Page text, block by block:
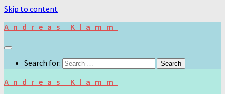
Skip to content
Andreas Klamm
Search for:
Andreas Klamm